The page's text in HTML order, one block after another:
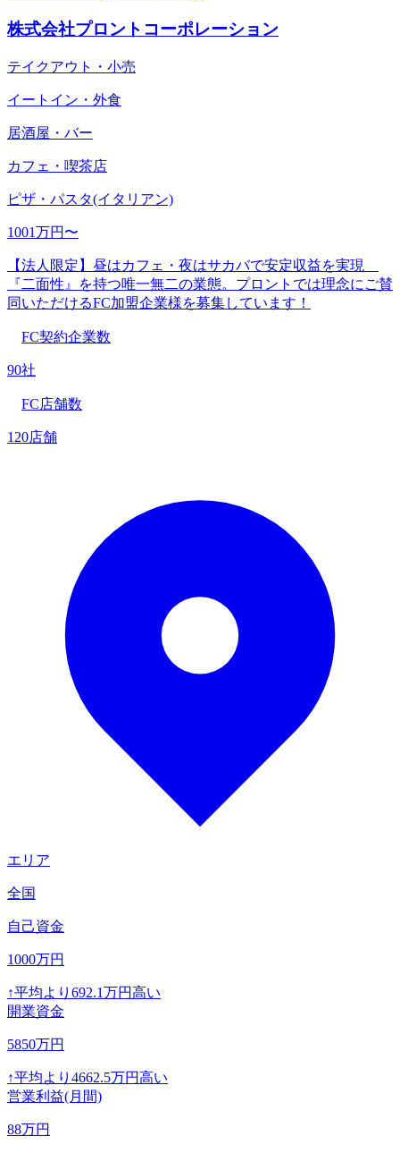
株式会社プロントコーポレーション
テイクアウト・小売
イートイン・外食
居酒屋・バー
カフェ・喫茶店
ピザ・パスタ(イタリアン)
1001万円〜
【法人限定】昼はカフェ・夜はサカバで安定収益を実現
『二面性』を持つ唯一無二の業態。プロントでは理念にご賛
同いただけるFC加盟企業様を募集しています！
FC契約企業数
90社
FC店舗数
120店舗
エリア
全国
自己資金
1000万円
↑平均より 692.1万円高い
開業資金
5850万円
↑平均より 4662.5万円高い
営業利益(月間)
88万円